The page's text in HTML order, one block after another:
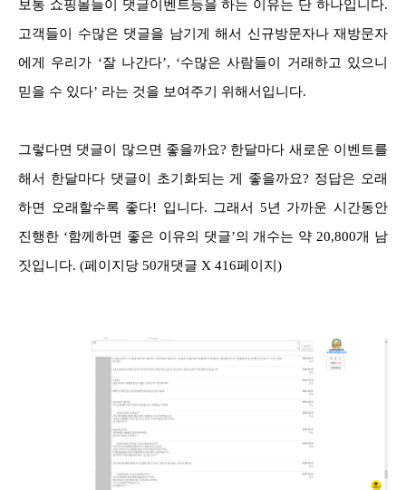
보통 쇼핑몰들이 댓글이벤트등을 하는 이유는 단 하나입니다.
고객들이 수많은 댓글을 남기게 해서 신규방문자나 재방문자
에게 우리가 ‘잘 나간다’, ‘수많은 사람들이 거래하고 있으니
믿을 수 있다’ 라는 것을 보여주기 위해서입니다.
그렇다면 댓글이 많으면 좋을까요? 한달마다 새로운 이벤트를
해서 한달마다 댓글이 초기화되는 게 좋을까요? 정답은 오래
하면 오래할수록 좋다! 입니다. 그래서 5년 가까운 시간동안
진행한 ‘함께하면 좋은 이유의 댓글’의 개수는 약 20,800개 남
짓입니다. (페이지당 50개댓글 X 416페이지)